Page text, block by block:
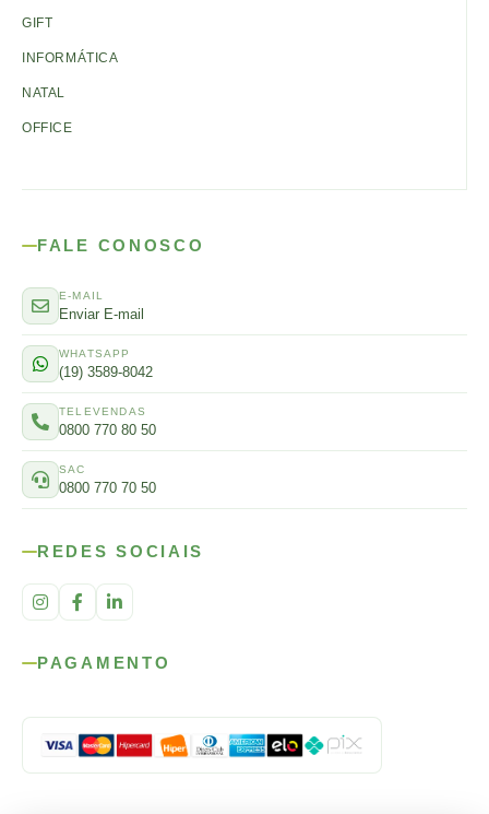
GIFT
INFORMÁTICA
NATAL
OFFICE
FALE CONOSCO
E-MAIL
Enviar E-mail
WHATSAPP
(19) 3589-8042
TELEVENDAS
0800 770 80 50
SAC
0800 770 70 50
REDES SOCIAIS
PAGAMENTO